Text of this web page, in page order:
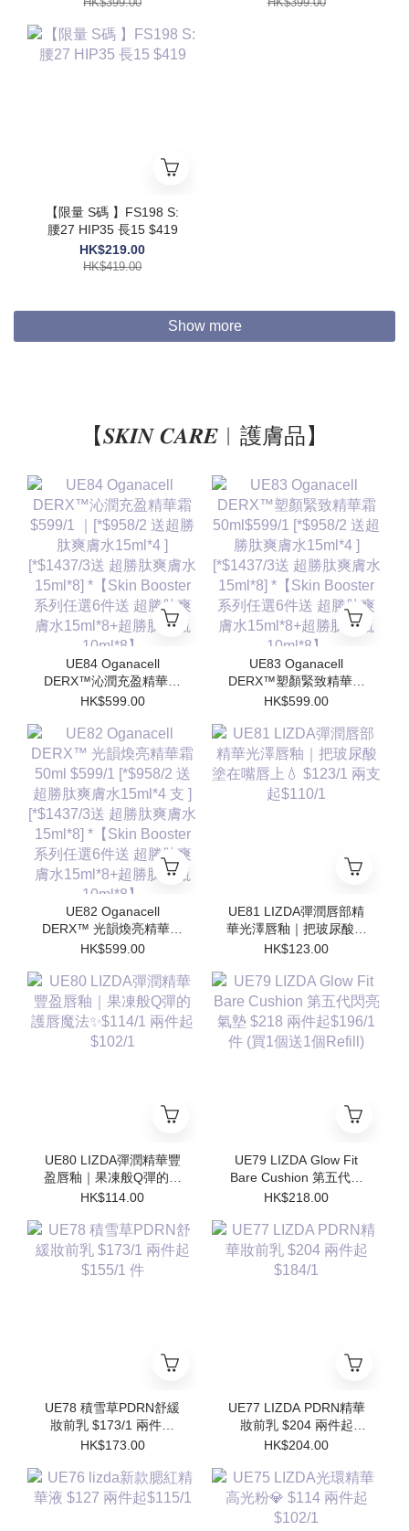
【限量 S碼 】FS198 S:
腰27 HIP35 長15 $419
HK$219.00
HK$419.00
Show more
【𝑺𝑲𝑰𝑵 𝑪𝑨𝑹𝑬︱護膚品】
UE84 Oganacell
DERX™沁潤充盈精華霜
$599/1 ｜[*$958/2 送超
[*$1437/3送 超勝肽爽膚
水15ml*8] *【Skin
Booster 系列任選6件送
超勝肽爽膚水15ml*8+超
勝肽安瓶10ml*8】
HK$599.00
UE83 Oganacell
DERX™塑顏緊致精華霜
50ml$599/1 [*$958/2 送
[*$1437/3送 超勝肽爽膚
水15ml*8] *【Skin
Booster 系列任選6件送
超勝肽爽膚水15ml*8+超
勝肽安瓶10ml*8】
HK$599.00
UE82 Oganacell
DERX™ 光韻煥亮精華霜
50ml $599/1 [*$958/2 送
[*$1437/3送 超勝肽爽膚
水15ml*8] *【Skin
Booster 系列任選6件送
超勝肽爽膚水15ml*8+超
勝肽安瓶10ml*8】
HK$599.00
UE81 LIZDA彈潤唇部精
華光澤唇釉｜把玻尿酸塗
在嘴唇上💧 $123/1 兩支
HK$123.00
UE80 LIZDA彈潤精華豐
盈唇釉｜果凍般Q彈的護
唇魔法✨$114/1 兩件起
HK$114.00
UE79 LIZDA Glow Fit
Bare Cushion 第五代閃
亮氣墊 $218 兩件起
Refill)
HK$218.00
UE78 積雪草PDRN舒緩
妝前乳 $173/1 兩件起
$155/1 件
HK$173.00
UE77 LIZDA PDRN精華
妝前乳 $204 兩件起
$184/1
HK$204.00